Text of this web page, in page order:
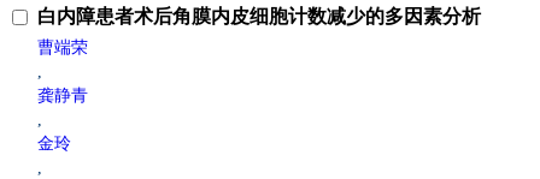
白内障患者术后角膜内皮细胞计数减少的多因素分析
曹端荣
,
龚静青
,
金玲
,